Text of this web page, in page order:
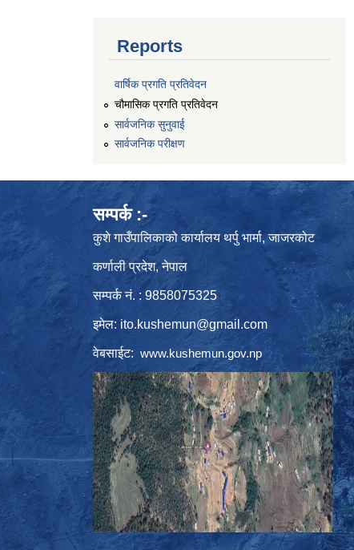
Reports
वार्षिक प्रगति प्रतिवेदन
चौमासिक प्रगति प्रतिवेदन
सार्वजनिक सुनुवाई
सार्वजनिक परीक्षण
सम्पर्क :-
कुशे गाउँपालिकाको कार्यालय थर्पु भार्मा, जाजरकोट
कर्णाली प्रदेश, नेपाल
सम्पर्क नं. : 9858075325
इमेल: ito.kushemun@gmail.com
वेबसाईट: www.kushemun.gov.np